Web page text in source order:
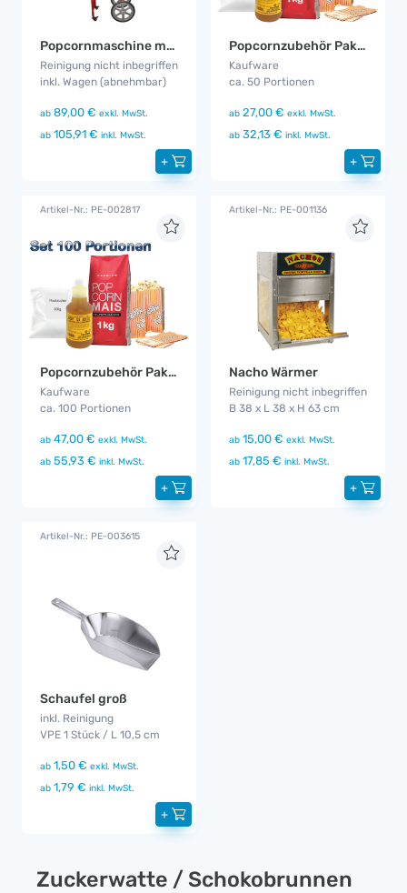
Popcornmaschine mit Wagen
Reinigung nicht inbegriffen
inkl. Wagen (abnehmbar)
ab 89,00 € exkl. MwSt.
ab 105,91 € inkl. MwSt.
+
Popcornzubehör Paket 50
Kaufware
ca. 50 Portionen
ab 27,00 € exkl. MwSt.
ab 32,13 € inkl. MwSt.
+
Artikel-Nr.: PE-002817
Popcornzubehör Paket 100
Kaufware
ca. 100 Portionen
ab 47,00 € exkl. MwSt.
ab 55,93 € inkl. MwSt.
+
Artikel-Nr.: PE-001136
Nacho Wärmer
Reinigung nicht inbegriffen
B 38 x L 38 x H 63 cm
ab 15,00 € exkl. MwSt.
ab 17,85 € inkl. MwSt.
+
Artikel-Nr.: PE-003615
Schaufel groß
inkl. Reinigung
VPE 1 Stück / L 10,5 cm
ab 1,50 € exkl. MwSt.
ab 1,79 € inkl. MwSt.
+
Zuckerwatte / Schokobrunnen